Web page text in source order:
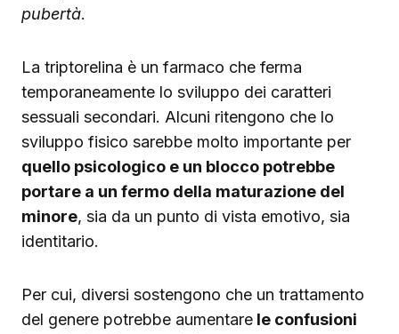
pubertà.
La triptorelina è un farmaco che ferma
temporaneamente lo sviluppo dei caratteri
sessuali secondari. Alcuni ritengono che lo
sviluppo fisico sarebbe molto importante per
quello psicologico e un blocco potrebbe
portare a un fermo della maturazione del
minore, sia da un punto di vista emotivo, sia
identitario.
Per cui, diversi sostengono che un trattamento
del genere potrebbe aumentare le confusioni